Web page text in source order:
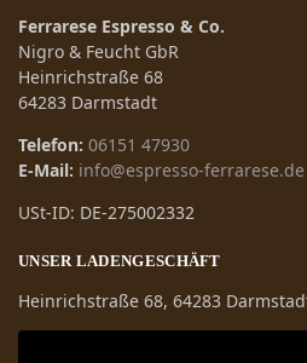
Ferrarese Espresso & Co.
Nigro & Feucht GbR
Heinrichstraße 68
64283 Darmstadt
Telefon: 06151 47930
E-Mail: info@espresso-ferrarese.de
USt-ID: DE-275002332
UNSER LADENGESCHÄFT
Heinrichstraße 68, 64283